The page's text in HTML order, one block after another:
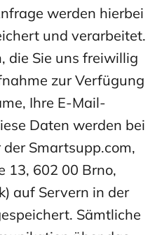
werden hierbei
und verarbeitet.
die Sie uns freiwillig
zur Verfügung
Ihre E-Mail-
Daten werden bei
Smartsupp.com,
13, 602 00 Brno,
auf Servern in der
Sämtliche